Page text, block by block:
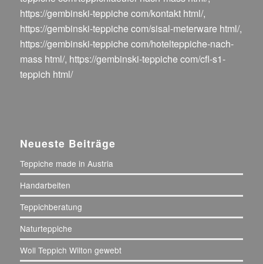
https://gembinski-teppiche com/kontakt html/,
https://gembinski-teppiche com/sisal-meterware html/,
https://gembinski-teppiche com/hotelteppiche-nach-
mass html/, https://gembinski-teppiche com/cfl-s1-
teppich html/
Neueste Beiträge
Teppiche made in Austria
Handarbeiten
Teppichberatung
Naturteppiche
Woll Teppich Wilton gewebt